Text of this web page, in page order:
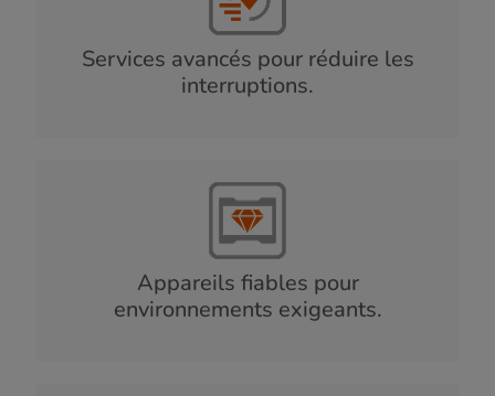
Services avancés pour réduire les
interruptions.
Appareils fiables pour
environnements exigeants.